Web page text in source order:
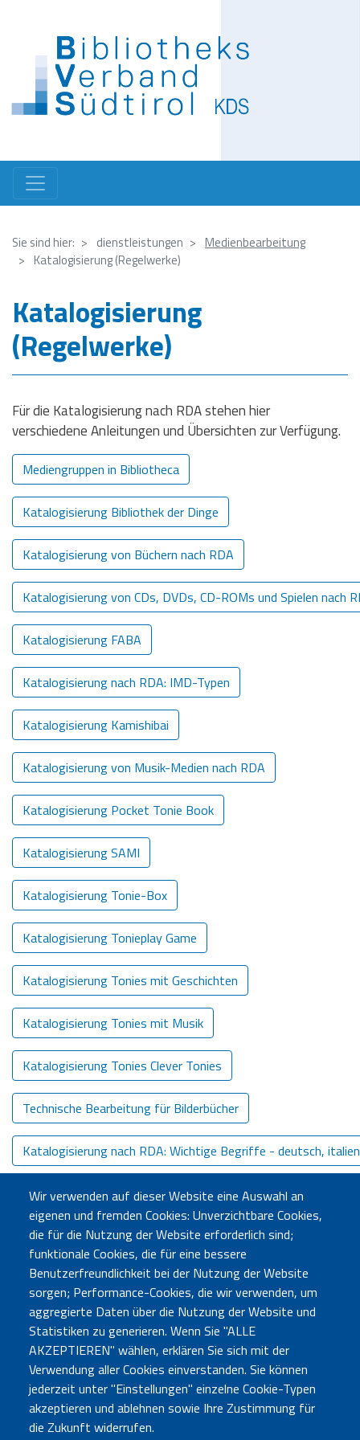
Inhalt
Sie sind hier: dienstleistungen
Medienbearbeitung
Katalogisierung (Regelwerke)
Katalogisierung
(Regelwerke)
Für die Katalogisierung nach RDA stehen hier
verschiedene Anleitungen und Übersichten zur Verfügung.
Download
Mediengruppen in Bibliotheca
Katalogisierung Bibliothek der Dinge
Katalogisierung von Büchern nach RDA
Katalogisierung von CDs, DVDs, CD-ROMs und Spielen nach
Katalogisierung FABA
Katalogisierung nach RDA: IMD-Typen
Katalogisierung Kamishibai
Katalogisierung von Musik-Medien nach RDA
Katalogisierung Pocket Tonie Book
Katalogisierung SAMI
Katalogisierung Tonie-Box
Katalogisierung Tonieplay Game
Katalogisierung Tonies mit Geschichten
Katalogisierung Tonies mit Musik
Katalogisierung Tonies Clever Tonies
Technische Bearbeitung für Bilderbücher
Katalogisierung nach RDA: Wichtige Begriffe - deutsch,
Vorschlagsliste Zeitschriftenkürzel
Zeitschriftenkatalogisierung
Wir verwenden auf dieser Website eine Auswahl an
eigenen und fremden Cookies: Unverzichtbare Cookies,
die für die Nutzung der Website erforderlich sind;
funktionale Cookies, die für eine bessere
Benutzerfreundlichkeit bei der Nutzung der Website
sorgen; Performance-Cookies, die wir verwenden, um
aggregierte Daten über die Nutzung der Website und
Statistiken zu generieren. Wenn Sie "ALLE
AKZEPTIEREN" wählen, erklären Sie sich mit der
Verwendung aller Cookies einverstanden. Sie können
jederzeit unter "Einstellungen" einzelne Cookie-Typen
akzeptieren und ablehnen sowie Ihre Zustimmung für
die Zukunft widerrufen.
Büro BozenSebastian-Altmann-Str. 17 - 39100 Bozen - Tel. 0471